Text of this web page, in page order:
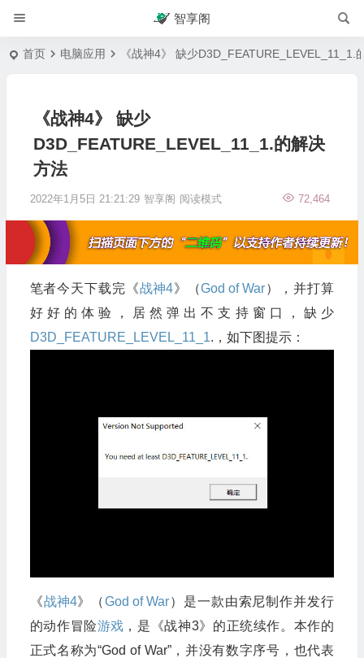
智享阁
首页 电脑应用 《战神4》 缺少D3D_FEATURE_LEVEL_11_1.
《战神4》 缺少
D3D_FEATURE_LEVEL_11_1.的解决
方法
2022年1月5日 21:21:29 智享阁 72,464
阅读模式
笔者今天下载完《战神4》（God of War），并打算
好好的体验，居然弹出不支持窗口，缺少
D3D_FEATURE_LEVEL_11_1.，如下图提示：
《战神4》（God of War）是一款由索尼制作并发行
的动作冒险游戏，是《战神3》的正统续作。本作的
正式名称为“God of War”，并没有数字序号，也代表